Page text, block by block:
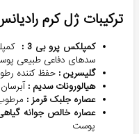
ترکیبات ژل کرم
کمپلکس پرو بی 3 :
سدهای دفاعی طبیعی
گلیسرین : حفظ کننده
هیالورونات سدیم :
عصاره جلبک قرمز :
عصاره خالص جوانه
پوست